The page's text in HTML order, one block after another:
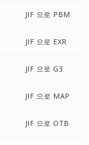
JIF 으로 PBM
JIF 으로 EXR
JIF 으로 G3
JIF 으로 MAP
JIF 으로 OTB